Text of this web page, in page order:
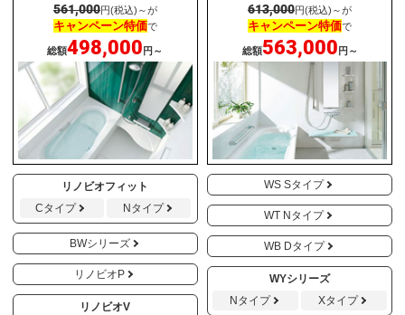
561,000円(税込)～が
キャンペーン特価で
総額498,000 円～
リノビオフィット
Cタイプ
Nタイプ
BWシリーズ
リノビオP
リノビオV
613,000円(税込)～が
キャンペーン特価で
総額563,000 円～
WS Sタイプ
WT Nタイプ
WB Dタイプ
WYシリーズ
Nタイプ
Xタイプ